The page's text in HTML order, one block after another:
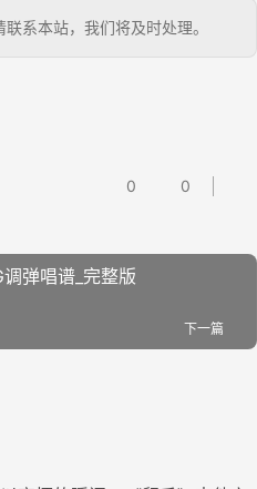
系本站，我们将及时处理。
0 0
弹唱谱_完整版
下一篇